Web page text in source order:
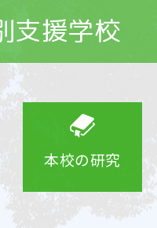
支援学校
本校の研究